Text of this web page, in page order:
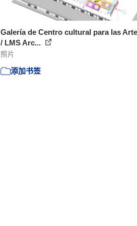
Galería de Centro cultural para las
/ LMS Arc...
照片
添加书签